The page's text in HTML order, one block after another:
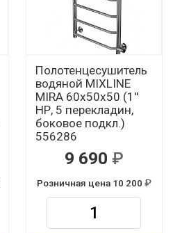
Полотенцесушитель
водяной MIXLINE
MIRA 60х50х50 (1''
НР, 5 перекладин,
боковое подкл.)
556286
9 690
Розничная цена 10 200